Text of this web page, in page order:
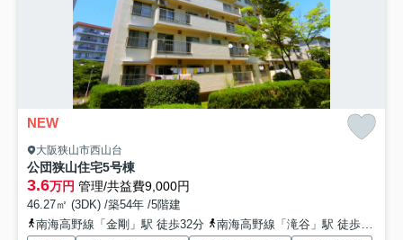
NEW
大阪狭山市西山台
公団狭山住宅5号棟
3.6万円 管理/共益費9,000円
46.27㎡ (3DK) /築54年 /5階建
南海高野線「金剛」駅 徒歩32分
南海高野線「滝谷」駅 徒歩41分